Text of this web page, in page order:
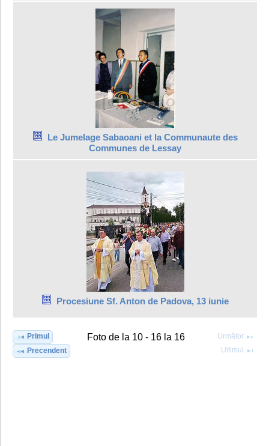
Le Jumelage Sabaoani et la Communaute des
Communes de Lessay
Procesiune Sf. Anton de Padova, 13 iunie
Primul
Precendent
Foto de la 10 - 16 la 16
Următor
Ultimul